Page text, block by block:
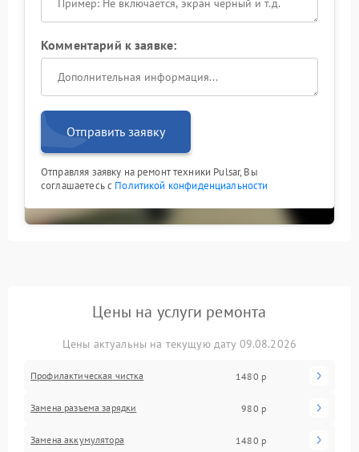
Комментарий к заявке:
Отправить заявку
Отправляя заявку на ремонт техники Pulsar, Вы
соглашаетесь с Политикой конфиденциальности
Цены на услуги ремонта
Цены актуальны на текущую дату 09.08.2026
Профилактическая чистка 1480 р
Замена разъема зарядки 980 р
Замена аккумулятора 1480 р